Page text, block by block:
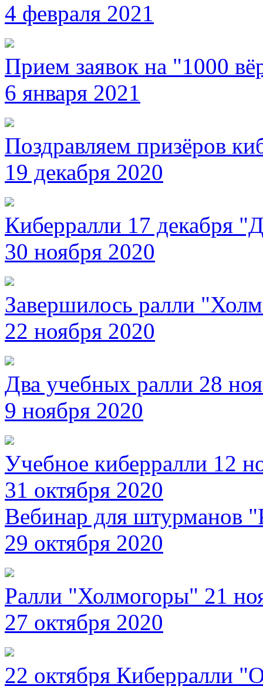
4 февраля 2021
Прием заявок на "1000
6 января 2021
Поздравляем призёров
19 декабря 2020
Киберралли 17 декабря
30 ноября 2020
Завершилось ралли
22 ноября 2020
Два учебных ралли 28
9 ноября 2020
Учебное киберралли 12
31 октября 2020
Вебинар для штурманов
29 октября 2020
Ралли "Холмогоры" 21
27 октября 2020
22 октября Киберралли